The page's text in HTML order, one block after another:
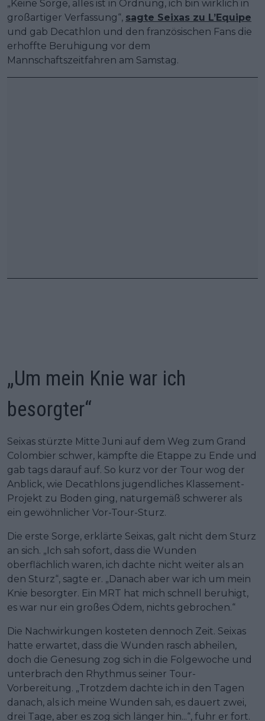
„Keine Sorge, alles ist in Ordnung, ich bin wirklich in
großartiger Verfassung“, sagte Seixas zu L’Equipe
und gab Decathlon und den französischen Fans die
erhoffte Beruhigung vor dem
Mannschaftszeitfahren am Samstag.
„Um mein Knie war ich
besorgter“
Seixas stürzte Mitte Juni auf dem Weg zum Grand
Colombier schwer, kämpfte die Etappe zu Ende und
gab tags darauf auf. So kurz vor der Tour wog der
Anblick, wie Decathlons jugendliches Klassement-
Projekt zu Boden ging, naturgemäß schwerer als
ein gewöhnlicher Vor-Tour-Sturz.
Die erste Sorge, erklärte Seixas, galt nicht dem Sturz
an sich. „Ich sah sofort, dass die Wunden
oberflächlich waren, ich dachte nicht weiter als an
den Sturz“, sagte er. „Danach aber war ich um mein
Knie besorgter. Ein MRT hat mich schnell beruhigt,
es war nur ein großes Ödem, nichts gebrochen.“
Die Nachwirkungen kosteten dennoch Zeit. Seixas
hatte erwartet, dass die Wunden rasch abheilen,
doch die Genesung zog sich in die Folgewoche und
unterbrach den Rhythmus seiner Tour-
Vorbereitung. „Trotzdem dachte ich in den Tagen
danach, als ich meine Wunden sah, es dauert zwei,
drei Tage, aber es zog sich länger hin...“, fuhr er fort.